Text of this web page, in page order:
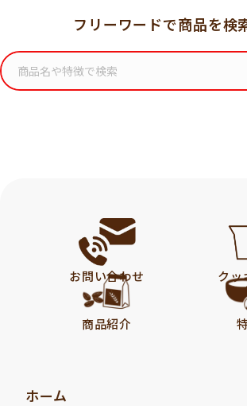
フリーワードで商品を検
お問い合わせ
クッ
レ
商品紹介
ホーム